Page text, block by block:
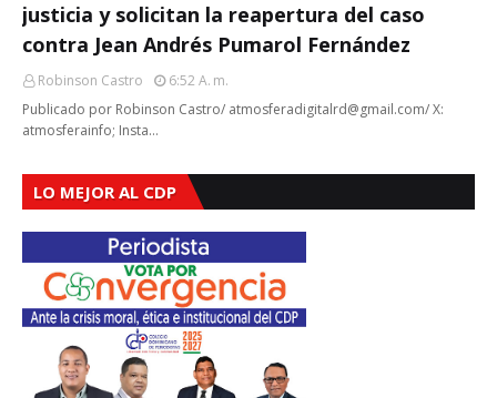
justicia y solicitan la reapertura del caso
contra Jean Andrés Pumarol Fernández
Robinson Castro
6:52 A. M.
Publicado por Robinson Castro/ atmosferadigitalrd@gmail.com/ X:
atmosferainfo; Insta…
LO MEJOR AL CDP